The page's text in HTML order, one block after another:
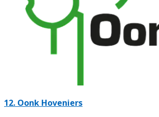
12. Oonk Hoveniers